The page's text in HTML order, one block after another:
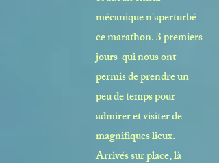
mécanique n'aperturbé
ce marathon. 3 premiers
jours qui nous ont
permis de prendre un
peu de temps pour
admirer et visiter de
magnifiques lieux.
Arrivés sur place, là